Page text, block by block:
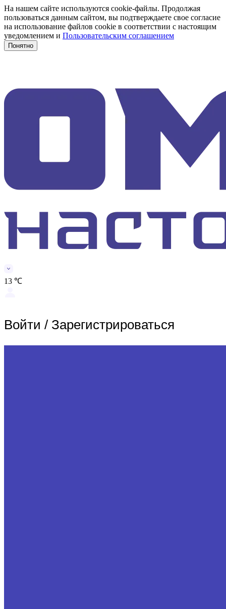
На нашем сайте используются cookie-файлы. Продолжая
пользоваться данным сайтом, вы подтверждаете свое согласие
на использование файлов cookie в соответствии с настоящим
уведомлением и Пользовательским соглашением
Понятно
13 ℃
Войти / Зарегистрироваться